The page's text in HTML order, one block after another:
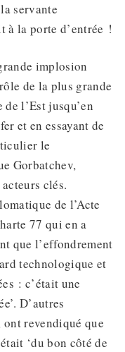
servante
à la porte d’entrée !
implosion
de la plus grande
l’Est jusqu’en
et en essayant de
le
Gorbatchev,
clés.
de l’Acte
77 qui en a
que l’effondrement
technologique et
: c’était une
D’autres
revendiqué que
‘du bon côté de